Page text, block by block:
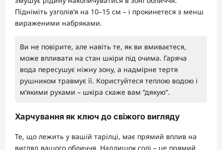
Підніміть узголів’я на 10–15 см – і прокинетеся з менш
вираженими набряками.
Ви не повірите, але навіть те, як ви вмиваєтеся,
може впливати на стан шкіри під очима. Гаряча
вода пересушує ніжну зону, а надмірне тертя
рушником травмує її. Користуйтеся теплою водою і
м’якими рухами – шкіра скаже вам “дякую”.
Харчування як ключ до свіжого вигляду
Те, що лежить у вашій тарілці, має прямий вплив на
вигляд вашого обличчя. Надлишок солі – це прямий